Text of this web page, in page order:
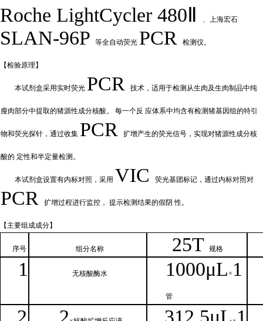
Roche LightCycler 480Ⅱ 、上海宏石
SLAN-96P等全自动荧光 PCR检测仪。
【检验原理】
本试剂盒采用实时荧光 PCR 技术，适用于检测从生肉及生肉制品中纯
瘦肉部分中提取的猪源性成分核酸。 每一个反 应体系中均含有检测猪基因组的特引
物和荧光探针，通过收集 PCR 扩增产生的荧光信号，实现对猪源性成分核
酸的 定性和半定量检测。
本试剂盒设置有内标对照，采用 VIC 荧光基团标记，通过内标对照对
PCR 扩增过程进行监控， 提示检测结果的假阴 性。
【主要组 成成分】
序号 组分名称 25T 规格
1 无核酸酶水 1000μL × 1
管